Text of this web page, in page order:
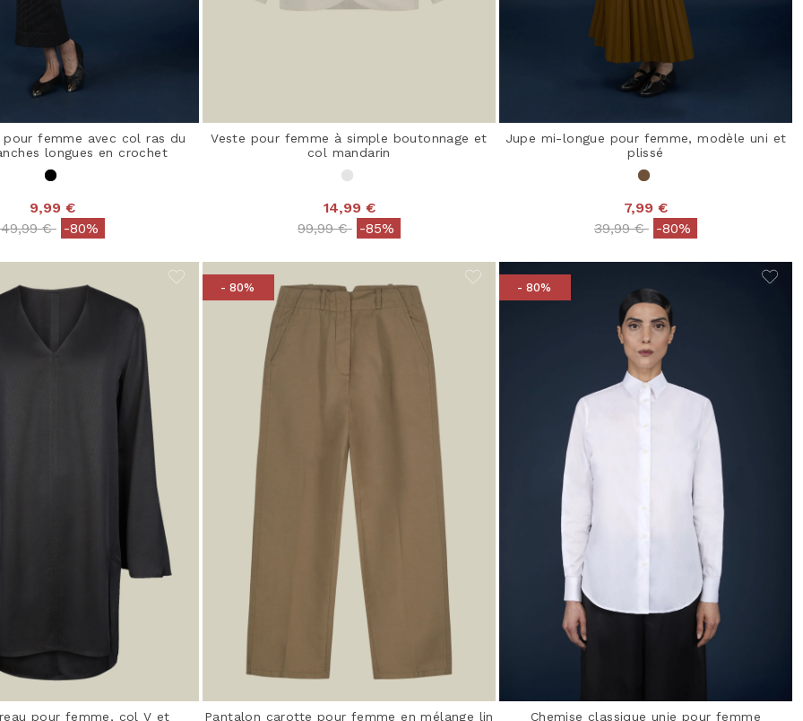
pour femme avec col ras du
longues en crochet
9,99 €
Price reduced from
49,99 €to-80%
Veste pour femme à simple boutonnage et
col mandarin
14,99 €
Price reduced from
99,99 €to-85%
Jupe mi-longue pour femme, modèle uni et
plissé
7,99 €
Price reduced from
39,99 €to-80%
pour femme, col V et
- 80%
Pantalon carotte pour femme en mélange lin
- 80%
Chemise classique unie pour femme